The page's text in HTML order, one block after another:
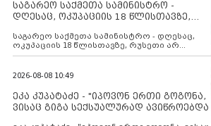
საგარეო საქმეთა სამინისტრო -
დღესაც, ოკუპაციის 18 წლისთავზე,
შუამავლ
საგარეო საქმეთა სამინისტრო - დღესაც,
ოკუპაციის 18 წლისთავზე, რუსეთი არ
ასრულებს ევროკავშირის შუამავლობით
შეწყვეტის შეთანხმებას. მეტიც, რუსეთი
ოკუპირებულ რეგიონებში, აგრძელებს მათი
მილიტარიზაციის პროცესს და აქტიურად
დგამს ნაბიჯებს მათი ფაქტობრივი
2026-08-08 10:49
ეკა კუპატაძე - "იპოვონ ერთი გოგონა,
ვისაც გიგა სექსუალურად ავიწროებდა